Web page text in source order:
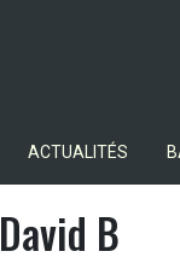
ACTUALITÉS
David B